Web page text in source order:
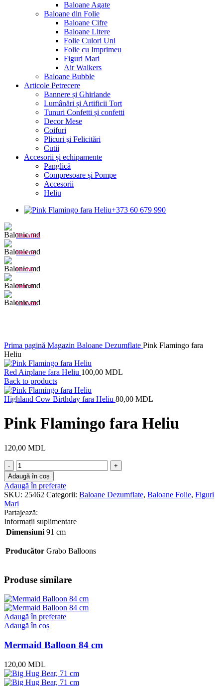
Baloane Agate
Baloane din Folie
Baloane Cifre
Baloane Litere
Folie Culori Uni
Folie cu Imprimeu
Figuri Mari
Air Walkers
Baloane Bubble
Articole Petrecere
Bannere și Ghirlande
Lumânări și Artificii Tort
Tunuri Confetti și confetti
Decor Mese
Coifuri
Plicuri şi Felicitări
Cutii
Accesorii și echipamente
Panglică
Compresoare și Pompe
Accesorii
Heliu
+373 60 679 990
Tematică
Desene
Formă
Pentru
Culoare
Prima pagină Magazin Baloane Dezumflate Pink Flamingo fara
Heliu
Red Airplane fara Heliu 100,00 MDL
Back to products
Highland Cow Birthday fara Heliu 80,00 MDL
Pink Flamingo fara Heliu
120,00 MDL
Cantitate
Pink
Flamingo
fara
Heliu
Adaugă în coș
Adaugă în preferate
SKU: 25462 Categorii: Baloane Dezumflate, Baloane Folie, Figuri
Mari
Partajează:
Informații suplimentare
Dimensiuni 91 cm
Producător Grabo Balloons
Produse similare
Adaugă în preferate
Adaugă în coș
Mermaid Balloon 84 cm
120,00 MDL